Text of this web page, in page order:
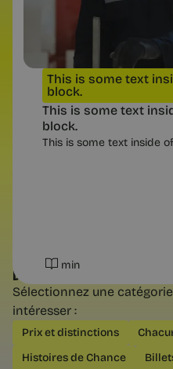
Au 1er septembre 2026 tout
indépendant doit pouvoir
une facture électronique.
exactes, ce que change la
en base, et quoi faire d’ici là.
6 min
Questions pratiques
Reconversion : les 3
changement possibles
This is some text
block.
This is some text
block.
This is some text inside
min
DÉCOUVREZ NOS AUTRES
Sélectionnez une
intéresser :
Prix et distinctions
Histoires de Chance